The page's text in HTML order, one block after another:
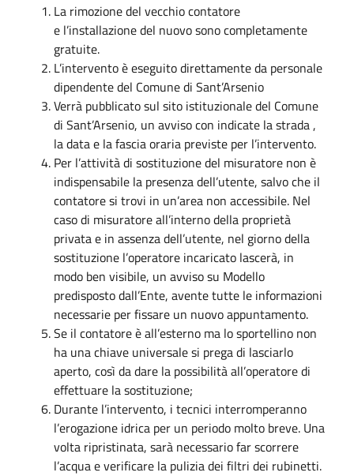
La rimozione del vecchio contatore
e l’installazione del nuovo sono completamente
gratuite.
L’intervento è eseguito direttamente da personale
dipendente del Comune di Sant’Arsenio
Verrà pubblicato sul sito istituzionale del Comune
di Sant’Arsenio, un avviso con indicate la strada ,
la data e la fascia oraria previste per l’intervento.
Per l’attività di sostituzione del misuratore non è
indispensabile la presenza dell’utente, salvo che il
contatore si trovi in un’area non accessibile. Nel
caso di misuratore all’interno della proprietà
privata e in assenza dell’utente, nel giorno della
sostituzione l’operatore incaricato lascerà, in
modo ben visibile, un avviso su Modello
predisposto dall’Ente, avente tutte le informazioni
necessarie per fissare un nuovo appuntamento.
Se il contatore è all’esterno ma lo sportellino non
ha una chiave universale si prega di lasciarlo
aperto, così da dare la possibilità all’operatore di
effettuare la sostituzione;
Durante l’intervento, i tecnici interromperanno
l’erogazione idrica per un periodo molto breve. Una
volta ripristinata, sarà necessario far scorrere
l’acqua e verificare la pulizia dei filtri dei rubinetti.